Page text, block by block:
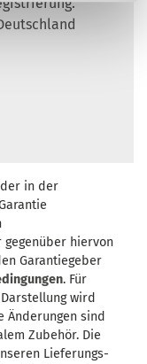
in der
gegenüber hiervon
Garantiegeber
. Für
wird
Änderungen sind
Zubehör. Die
Lieferungs-